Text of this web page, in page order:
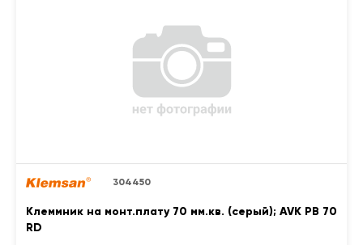
304450
Клеммник на монт.плату 70 мм.кв. (серый); AVK PB 70
RD